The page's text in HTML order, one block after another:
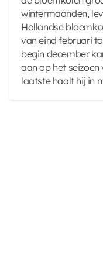
wintermaanden,
Hollandse
van eind februari
begin december
aan op het
laatste haalt hij in